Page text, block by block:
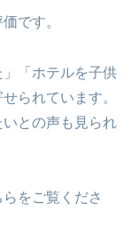
です。
「ホテルを子供
られています。
との声も見られ
をご覧くださ